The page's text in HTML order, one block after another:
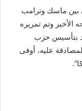
بين ماسك وترامب
الأخير وتم تمريره
بتأسيس حزب
عليه، أوفى